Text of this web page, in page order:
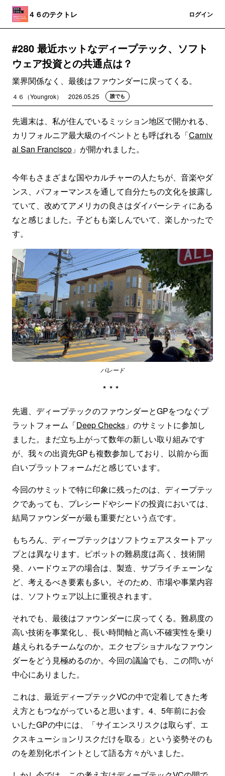
４６のテクトレ ログイン
#280 最近ホットなディープテック、ソフト
ウェア投資との共通点は？
業界関係なく、最後はファウンダーに戻ってくる。
４６（Youngrok） 2026.05.25 誰でも
先週末は、私が住んでいるミッション地区で開かれる、
カリフォルニア最大級のイベントとも呼ばれる「Carniv
al San Francisco 」が開かれました。
今年もさまざまな国やカルチャーの人たちが、音楽やダ
ンス、パフォーマンスを通して自分たちの文化を披露し
ていて、改めてアメリカの良さはダイバーシティにある
なと感じました。子どもも楽しんでいて、楽しかったで
す。
パレード
***
先週、ディープテックのファウンダーとGPをつなぐプ
ラットフォーム「Deep Checks 」のサミットに参加し
ました。まだ立ち上がって数年の新しい取り組みです
が、我々の出資先GPも複数参加しており、以前から面
白いプラットフォームだと感じています。
今回のサミットで特に印象に残ったのは、ディープテッ
クであっても、プレシードやシードの投資においては、
結局ファウンダーが最も重要だという点です。
もちろん、ディープテックはソフトウェアスタートアッ
プとは異なります。ピボットの難易度は高く、技術開
発、ハードウェアの場合は、製造、サプライチェーンな
ど、考えるべき要素も多い。そのため、市場や事業内容
は、ソフトウェア以上に重視されます。
それでも、最後はファウンダーに戻ってくる。難易度の
高い技術を事業化し、長い時間軸と高い不確実性を乗り
越えられるチームなのか。エクセプショナルなファウン
ダーをどう見極めるのか。今回の議論でも、この問いが
中心にありました。
これは、最近ディープテックVCの中で定着してきた考
え方ともつながっていると思います。4、5年前にお会
いしたGPの中には、「サイエンスリスクは取らず、エ
クスキューションリスクだけを取る」という姿勢そのも
のを差別化ポイントとして語る方々がいました。